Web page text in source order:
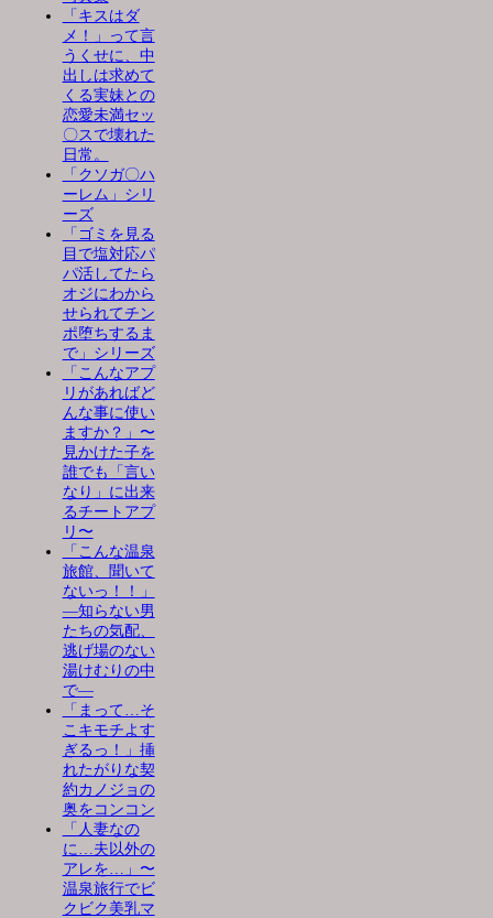
「キスはダ
メ！」って言
うくせに、中
出しは求めて
くる実妹との
恋愛未満セッ
〇スで壊れた
日常。
「クソガ〇ハ
ーレム」シリ
ーズ
「ゴミを見る
目で塩対応パ
パ活してたら
オジにわから
せられてチン
ポ堕ちするま
で」シリーズ
「こんなアプ
リがあればど
んな事に使い
ますか？」〜
見かけた子を
誰でも「言い
なり」に出来
るチートアプ
リ〜
「こんな温泉
旅館、聞いて
ないっ！！」
―知らない男
たちの気配、
逃げ場のない
湯けむりの中
で―
「まって…そ
こキモチよす
ぎるっ！」挿
れたがりな契
約カノジョの
奥をコンコン
「人妻なの
に…夫以外の
アレを…」〜
温泉旅行でビ
クビク美乳マ